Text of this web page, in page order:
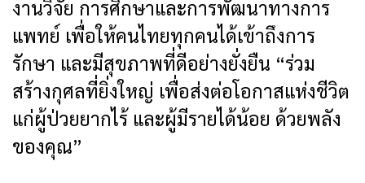
งานวิจัย การศึกษาและการพัฒนาทางการ
แพทย์ เพื่อให้คนไทยทุกคนได้เข้าถึงการ
รักษา และมีสุขภาพที่ดีอย่างยั่งยืน “ร่วม
สร้างกุศลที่ยิ่งใหญ่ เพื่อส่งต่อโอกาสแห่งชีวิต
แก่ผู้ป่วยยากไร้ และผู้มีรายได้น้อย ด้วยพลัง
ของคุณ”